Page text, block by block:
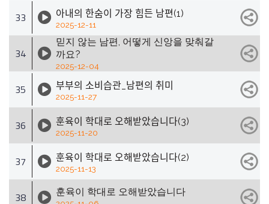
33 아내의 한숨이 가장 힘든 남편(1)
2025-12-11
34
믿지 않는 남편, 어떻게 신앙을 맞춰갈
까요?
2025-12-04
35 부부의 소비습관_남편의 취미
2025-11-27
36 훈육이 학대로 오해받았습니다(3)
2025-11-20
37 훈육이 학대로 오해받았습니다(2)
2025-11-13
38 훈육이 학대로 오해받았습니다